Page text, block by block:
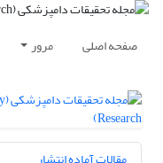
صفحه اصلی مرور